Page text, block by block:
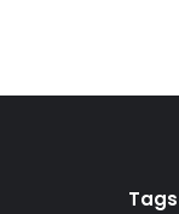
Tags